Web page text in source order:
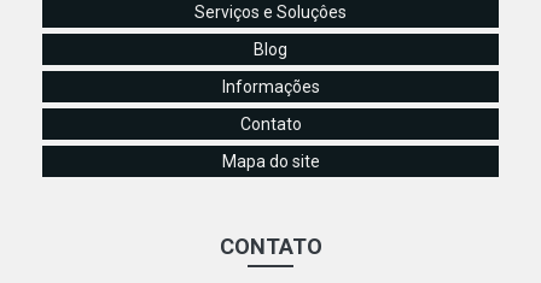
Termografia Elétrica: Otimize a Eficiência e Segurança do
Termografia Elétrica: Otimize a Manutenção de Sistemas e
Termografia Elétrica: Otimize a Manutenção Preventiva da
Termografia Elétrica: Potencialize a Eficiência e Segurança
Serviços e Soluçôes
Blog
Informações
Contato
Mapa do site
CONTATO